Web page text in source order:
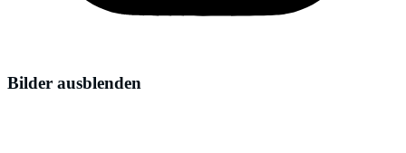
Bilder ausblenden